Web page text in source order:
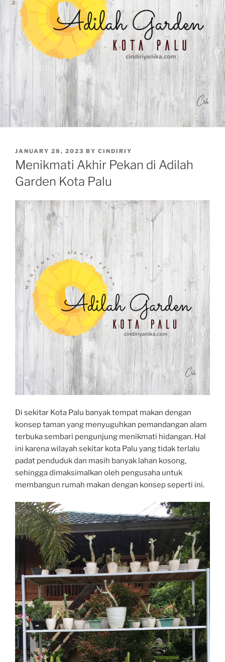
POSTED
ON
JANUARY 28, 2023 BY CINDIRIY
Menikmati Akhir Pekan di Adilah
Garden Kota Palu
Di sekitar Kota Palu banyak tempat makan dengan
konsep taman yang menyuguhkan pemandangan alam
terbuka sembari pengunjung menikmati hidangan. Hal
ini karena wilayah sekitar kota Palu yang tidak terlalu
padat penduduk dan masih banyak lahan kosong,
sehingga dimaksimalkan oleh pengusaha untuk
membangun rumah makan dengan konsep seperti ini.